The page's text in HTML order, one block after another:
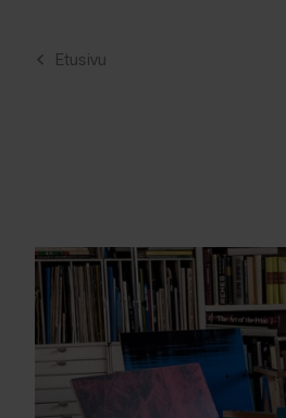
Etusivu